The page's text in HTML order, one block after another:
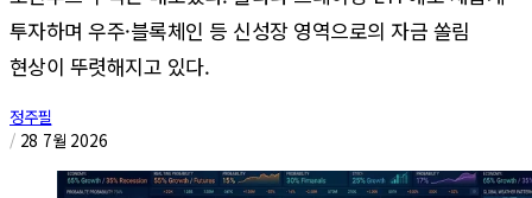
투자하며 우주·블록체인 등 신성장 영역으로의 자금 쏠림
현상이 뚜렷해지고 있다.
정주필
/ 28 7월 2026